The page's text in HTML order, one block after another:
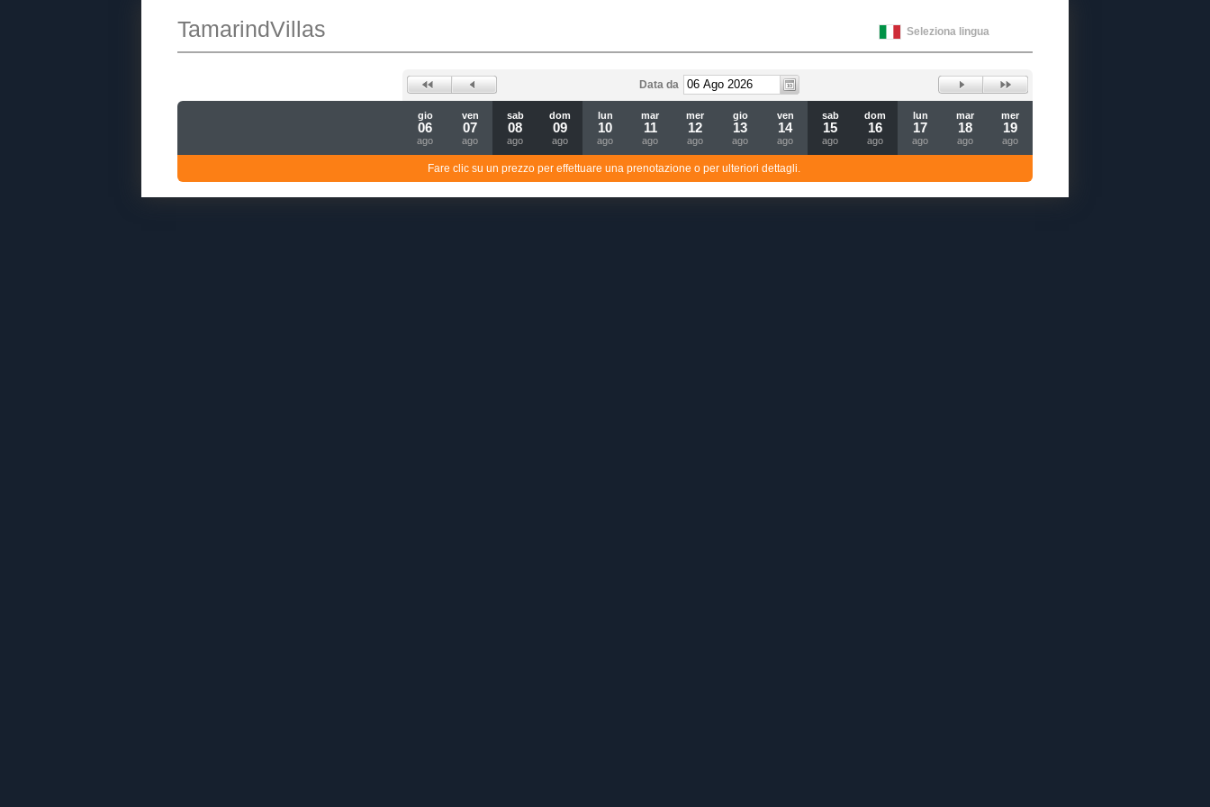
Seleziona lingua
TamarindVillas
Data da
gio
06
ago
ven
07
ago
sab
08
ago
dom
09
ago
lun
10
ago
mar
11
ago
mer
12
ago
gio
13
ago
ven
14
ago
sab
15
ago
dom
16
ago
lun
17
ago
mar
18
ago
mer
19
ago
Fare clic su un prezzo per effettuare una prenotazione o per ulteriori dettagli.